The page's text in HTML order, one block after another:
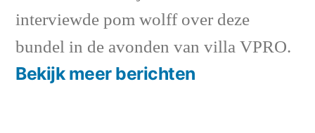
interviewde pom wolff over deze
bundel in de avonden van villa VPRO.
Bekijk meer berichten